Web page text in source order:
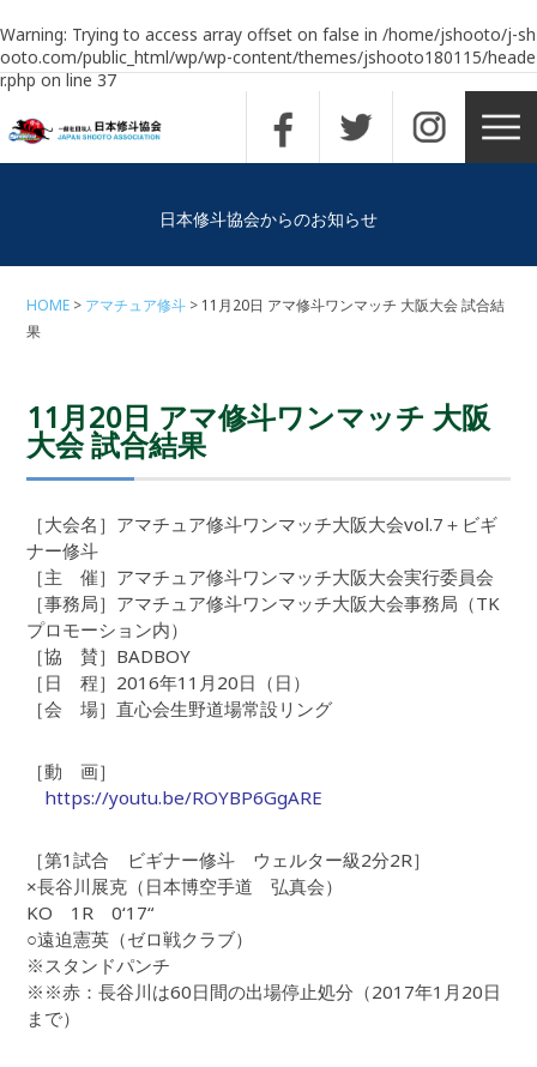
Warning: Trying to access array offset on false in /home/jshooto/j-sh
ooto.com/public_html/wp/wp-content/themes/jshooto180115/heade
r.phpon line37
日本修斗協会からのお知らせ
HOME アマチュア修斗
11月20日 アマ修斗ワンマッチ 大阪大会 試合結
果
11月20日 アマ修斗ワンマッチ 大阪
大会 試合結果
［大会名］アマチュア修斗ワンマッチ大阪大会vol.7＋ビギ
ナー修斗
［主 催］アマチュア修斗ワンマッチ大阪大会実行委員会
［事務局］アマチュア修斗ワンマッチ大阪大会事務局（TK
プロモーション内）
［協 賛］BADBOY
［日 程］2016年11月20日（日）
［会 場］直心会生野道場常設リング
［動 画］
https://youtu.be/ROYBP6GgARE
［第1試合 ビギナー修斗 ウェルター級2分2R］
×長谷川展克（日本博空手道 弘真会）
KO 1R 0‘17“
○遠迫憲英（ゼロ戦クラブ）
※スタンドパンチ
※※赤：長谷川は60日間の出場停止処分（2017年1月20日
まで）